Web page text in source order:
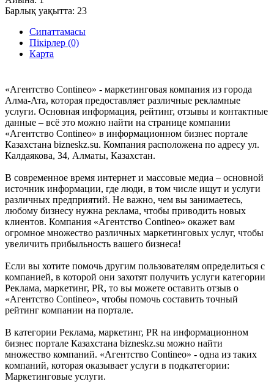
Барлық уақытта: 23
Сипаттамасы
Пікірлер (0)
Карта
«Агентство Contineo» - маркетинговая компания из города
Алма-Ата, которая предоставляет различные рекламные
услуги. Основная информация, рейтинг, отзывы и контактные
данные – всё это можно найти на странице компании
«Агентство Contineo» в информационном бизнес портале
Казахстана bizneskz.su. Компания расположена по адресу ул.
Калдаякова, 34, Алматы, Казахстан.
В современное время интернет и массовые медиа – основной
источник информации, где люди, в том числе ищут и услуги
различных предприятий. Не важно, чем вы занимаетесь,
любому бизнесу нужна реклама, чтобы приводить новых
клиентов. Компания «Агентство Contineo» окажет вам
огромное множество различных маркетинговых услуг, чтобы
увеличить прибыльность вашего бизнеса!
Если вы хотите помочь другим пользователям определиться с
компанией, в которой они захотят получить услуги категории
Реклама, маркетинг, PR, то вы можете оставить отзыв о
«Агентство Contineo», чтобы помочь составить точный
рейтинг компании на портале.
В категории Реклама, маркетинг, PR на информационном
бизнес портале Казахстана bizneskz.su можно найти
множество компаний. «Агентство Contineo» - одна из таких
компаний, которая оказывает услуги в подкатегории:
Маркетинговые услуги.